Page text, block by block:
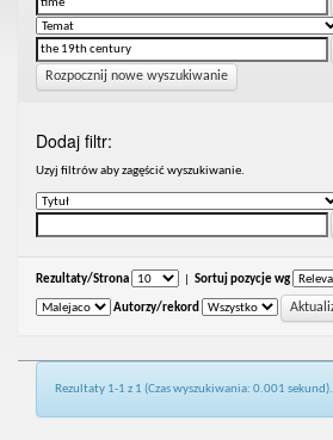
Rozpocznij nowe wyszukiwanie
Dodaj filtr:
Uzyj filtrów aby zagęścić wyszukiwanie.
Rezultaty/Strona Sortuj pozycje wg
Autorzy/rekord
Rezultaty 1-1 z 1 (Czas wyszukiwania: 0.001 sekund).